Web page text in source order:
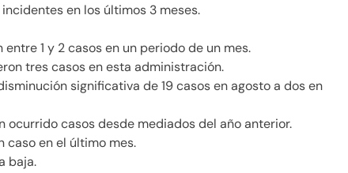
en los últimos 3 meses.
1 y 2 casos en un periodo de un mes.
tres casos en esta administración.
significativa de 19 casos en agosto a dos en
ocurrido casos desde mediados del año anterior.
caso en el último mes.
baja.